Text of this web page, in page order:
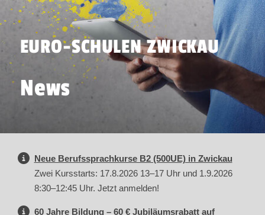
EURO-SCHULEN ZWICKAU
News
Neue Berufssprachkurse B2 (500UE) in Zwickau
Zwei Kursstarts: 17.8.2026 13–17 Uhr und 1.9.2026
8:30–12:45 Uhr. Jetzt anmelden!
60 Jahre Bildung – 60 € Jubiläumsrabatt auf